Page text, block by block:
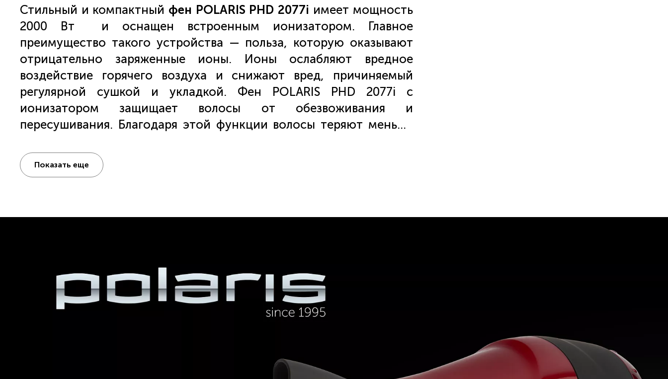
Стильный и компактный фен POLARIS PHD 2077i имеет мощность
2000 Вт и оснащен встроенным ионизатором. Главное
преимущество такого устройства — польза, которую оказывают
отрицательно заряженные ионы. Ионы ослабляют вредное
воздействие горячего воздуха и снижают вред, причиняемый
регулярной сушкой и укладкой. Фен POLARIS PHD 2077i с
ионизатором защищает волосы от обезвоживания и
пересушивания. Благодаря этой функции волосы теряют меньше
мельчайшие капельки и быстрее впитывается. Фактически, волосы
сушатся вдвое меньшим количеством тепла и вдвое быстрее.
PHD 2077i прилагается узкая насадка-концентратор и удобная
петля для подвешивания. Прибор надежно защищен от перегрева.
Показать еще